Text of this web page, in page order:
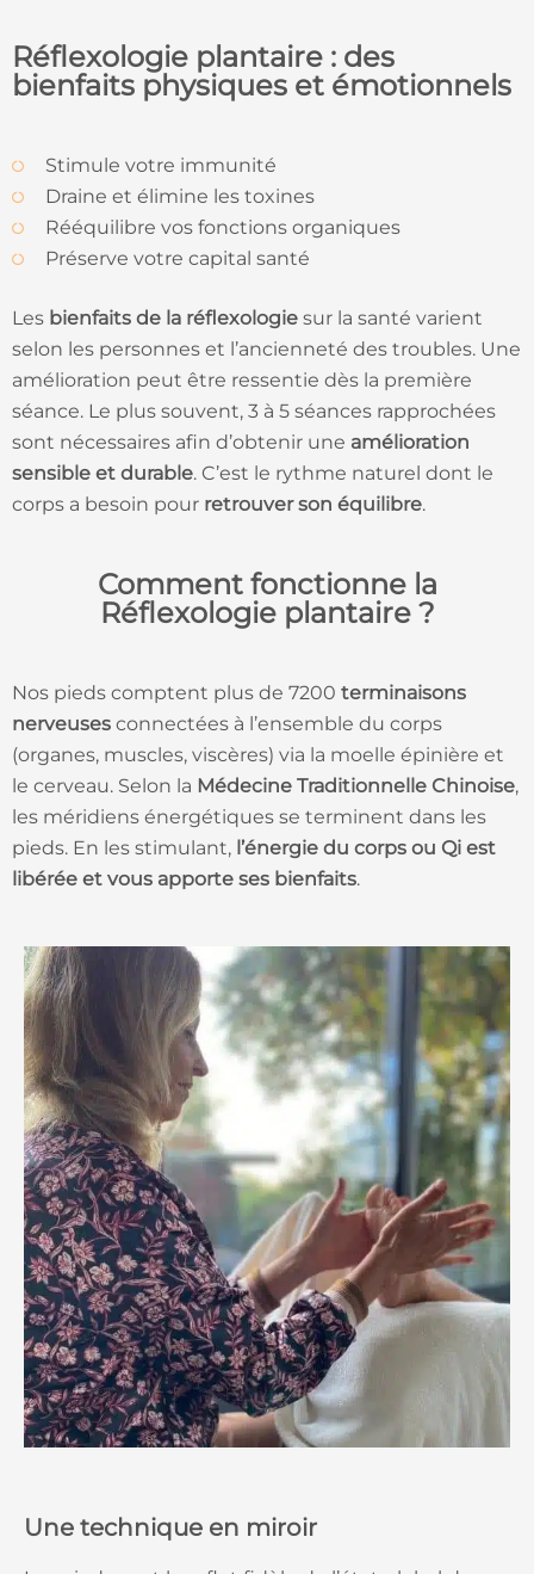
Réflexologie plantaire : des
bienfaits physiques et émotionnels
Stimule votre immunité
Draine et élimine les toxines
Rééquilibre vos fonctions organiques
Préserve votre capital santé
Les bienfaits de la réflexologie sur la santé varient
selon les personnes et l’ancienneté des troubles. Une
amélioration peut être ressentie dès la première
séance. Le plus souvent, 3 à 5 séances rapprochées
sont nécessaires afin d’obtenir une amélioration
sensible et durable. C’est le rythme naturel dont le
corps a besoin pour retrouver son équilibre.
Comment fonctionne la
Réflexologie plantaire ?
Nos pieds comptent plus de 7200 terminaisons
nerveuses connectées à l’ensemble du corps
(organes, muscles, viscères) via la moelle épinière et
le cerveau. Selon la Médecine Traditionnelle Chinoise,
les méridiens énergétiques se terminent dans les
pieds. En les stimulant, l’énergie du corps ou Qi est
libérée et vous apporte ses bienfaits.
Une technique en miroir